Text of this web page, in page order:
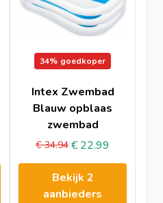
34% goedkoper
Intex Zwembad
Blauw opblaas
zwembad
€ 34.94 € 22.99
Bekijk 2
aanbieders